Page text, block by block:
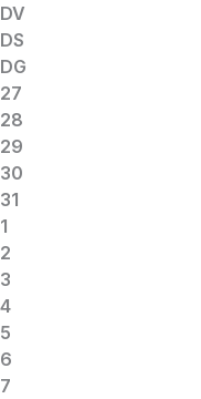
DV
DS
DG
27
28
29
30
31
1
2
3
4
5
6
7